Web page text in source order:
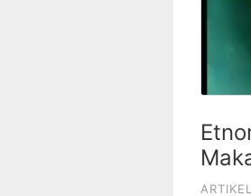
ARTIKEL